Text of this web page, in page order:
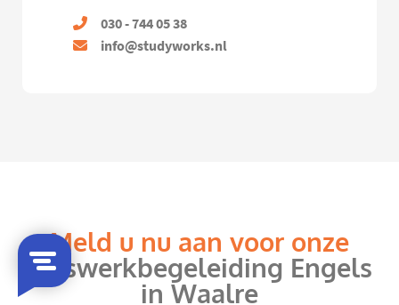
030 - 744 05 38
info@studyworks.nl
Meld u nu aan voor onze
huiswerkbegeleiding Engels
in Waalre